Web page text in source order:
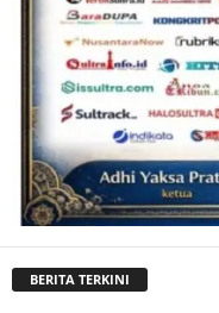
BERITA TERKINI